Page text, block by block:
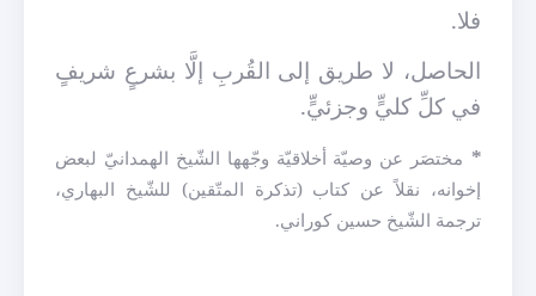
فلا.
الحاصل، لا طريق إلى القُربِ إلَّا بشرعٍ شريفٍ
في كلِّ كليٍّ وجزئيٍّ.
* مختصَر عن وصيّة أخلاقيّة وجّهها الشّيخ الهمدانيّ لبعض
إخوانه، نقلاً عن كتاب (تذكرة المتّقين) للشّيخ البهاري،
ترجمة الشّيخ حسين كوراني.